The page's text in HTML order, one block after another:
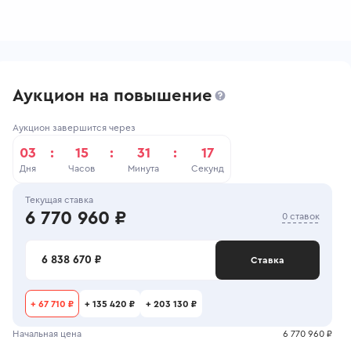
Аукцион на повышение
Аукцион завершится через
03
Дня
: 15
Часов
: 31
Минута
: 17
Секунд
Текущая ставка
6 770 960 ₽ 0 ставок
6 838 670 ₽ Ставка
+ 67 710 ₽ + 135 420 ₽ + 203 130 ₽
Начальная цена 6 770 960 ₽